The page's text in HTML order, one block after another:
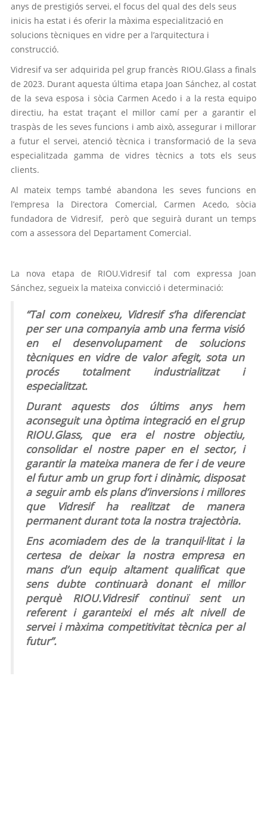
anys de prestigiós servei, el focus del qual des dels seus
inicis ha estat i és oferir la màxima especialització en
solucions tècniques en vidre per a l’arquitectura i
construcció.
Vidresif va ser adquirida pel grup francès RIOU.Glass a finals
de 2023. Durant aquesta última etapa Joan Sánchez, al costat
de la seva esposa i sòcia Carmen Acedo i a la resta equipo
directiu, ha estat traçant el millor camí per a garantir el
traspàs de les seves funcions i amb això, assegurar i millorar
a futur el servei, atenció tècnica i transformació de la seva
especialitzada gamma de vidres tècnics a tots els seus
clients.
Al mateix temps també abandona les seves funcions en
l’empresa la Directora Comercial, Carmen Acedo, sòcia
fundadora de Vidresif, però que seguirà durant un temps
com a assessora del Departament Comercial.
La nova etapa de RIOU.Vidresif tal com expressa Joan
Sánchez, segueix la mateixa convicció i determinació:
“Tal com coneixeu, Vidresif s’ha diferenciat
per ser una companyia amb una ferma visió
en el desenvolupament de solucions
tècniques en vidre de valor afegit, sota un
procés totalment industrialitzat i
especialitzat.
Durant aquests dos últims anys hem
aconseguit una òptima integració en el grup
RIOU.Glass, que era el nostre objectiu,
consolidar el nostre paper en el sector, i
garantir la mateixa manera de fer i de veure
el futur amb un grup fort i dinàmic, disposat
a seguir amb els plans d’inversions i millores
que Vidresif ha realitzat de manera
permanent durant tota la nostra trajectòria.
Ens acomiadem des de la tranquil·litat i la
certesa de deixar la nostra empresa en
mans d’un equip altament qualificat que
sens dubte continuarà donant el millor
perquè RIOU.Vidresif continuï sent un
referent i garanteixi el més alt nivell de
servei i màxima competitivitat tècnica per al
futur”.